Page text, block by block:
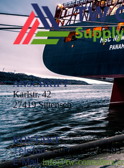
ANSCHRIFT
Karlstr. 42
27419 Sittensen
KONTAKT
Telefon:+49 (0)4282
E-Mail:info@tw-